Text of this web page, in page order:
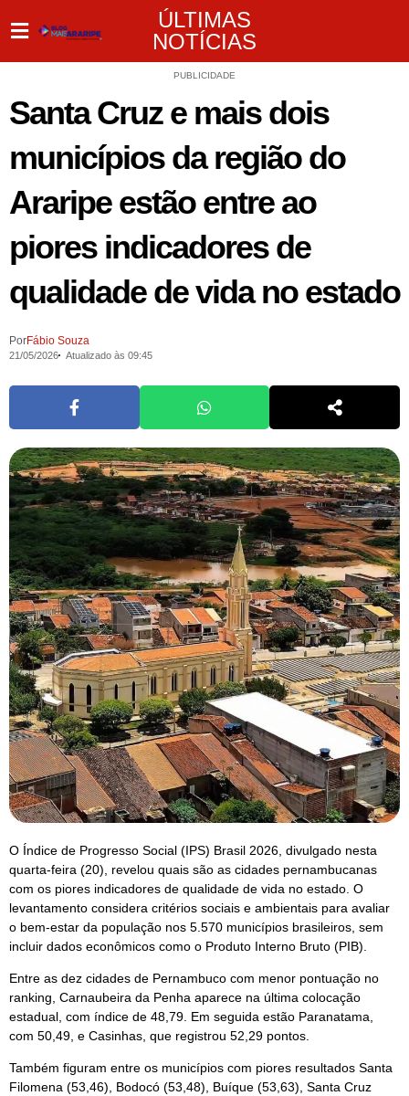
ÚLTIMAS
NOTÍCIAS
PUBLICIDADE
Santa Cruz e mais dois
municípios da região do
Araripe estão entre ao
piores indicadores de
qualidade de vida no estado
PorFábio Souza
21/05/2026 Atualizado às 09:45
O Índice de Progresso Social (IPS) Brasil 2026, divulgado nesta
quarta-feira (20), revelou quais são as cidades pernambucanas
com os piores indicadores de qualidade de vida no estado. O
levantamento considera critérios sociais e ambientais para avaliar
o bem-estar da população nos 5.570 municípios brasileiros, sem
incluir dados econômicos como o Produto Interno Bruto (PIB).
Entre as dez cidades de Pernambuco com menor pontuação no
ranking, Carnaubeira da Penha aparece na última colocação
estadual, com índice de 48,79. Em seguida estão Paranatama,
com 50,49, e Casinhas, que registrou 52,29 pontos.
Também figuram entre os municípios com piores resultados Santa
Filomena (53,46), Bodocó (53,48), Buíque (53,63), Santa Cruz